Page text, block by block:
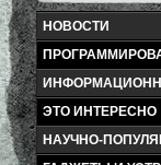
НОВОСТИ
ЭТО ИНТЕРЕСНО
НАУЧНО-